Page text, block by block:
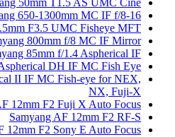
650-1300mm MC IF f/8-16
F3.5 UMC Fisheye MFT
800mm f/8 MC IF Mirror
85mm f/1.4 Aspherical IF
DH IF MC Fish Eye
II IF MC Fish-eye for NEX,
NX, Fuji-X
12mm F2 Fuji X Auto Focus
Samyang AF 12mm F2 RF-S
12mm F2 Sony E Auto Focus